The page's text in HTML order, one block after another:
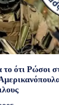
ότι Ρώσοι